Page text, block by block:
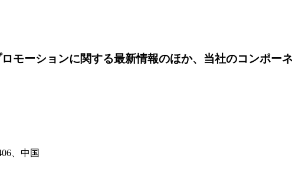
モーションに関する最新情報のほか、当社のコンポー
、中国